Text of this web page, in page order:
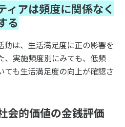
ィアは頻度に関係なく
る
は、生活満足度に正の影響を
、実施頻度別にみても、低頻
ても生活満足度の向上が確認さ
会的価値の金銭評価